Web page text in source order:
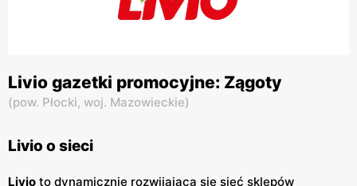
Livio gazetki promocyjne: Zągoty
(pow. Płocki, woj. Mazowieckie)
Livio o sieci
Livio to dynamicznie rozwijająca się sieć sklepów